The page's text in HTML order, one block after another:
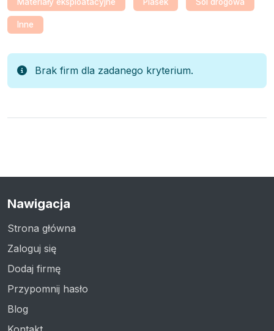
Inne
Brak firm dla zadanego kryterium.
Nawigacja
Strona główna
Zaloguj się
Dodaj firmę
Przypomnij hasło
Blog